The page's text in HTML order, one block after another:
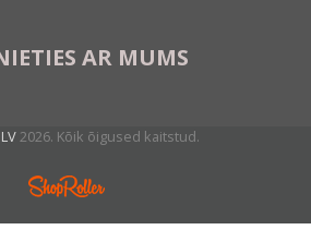
AR MUMS
2026. Kõik õigused kaitstud.